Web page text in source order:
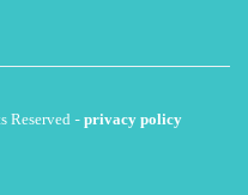
-privacy policy